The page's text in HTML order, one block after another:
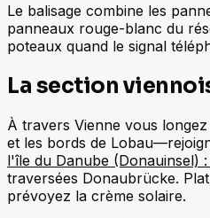
Le balisage combine les
panneaux rouge-blanc du
poteaux quand le signal
La section
À travers Vienne vous
et les bords de
l'île du Danube (Donauinsel)
traversées Donaubrücke.
prévoyez la crème solaire.